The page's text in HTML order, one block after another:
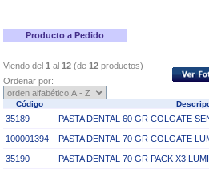
Producto a Pedido
Viendo del 1 al 12 (de 12 productos)
Ordenar por:
Código
35189 PASTA DENTAL 60 GR COLGATE
100001394 PASTA DENTAL 70 GR COLGATE
35190 PASTA DENTAL 70 GR PACK X3